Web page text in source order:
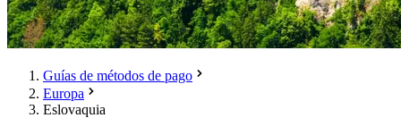
Guías de métodos de pago
Europa
Eslovaquia